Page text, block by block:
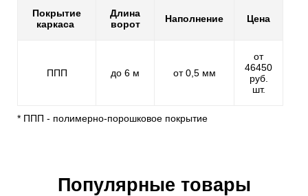
Покрытие
каркаса
Длина
ворот
Наполнение Цена
ППП до 6 м от 0,5 мм
от
46450
руб.
шт.
* ППП - полимерно-порошковое покрытие
Популярные товары